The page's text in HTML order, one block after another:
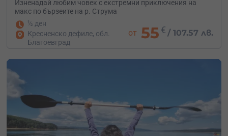
Изненадай любим човек с екстремни приключения на
макс по бързеите на р. Струма
½ ден
Кресненско дефиле, обл.
Благоевград
от 55 € /107.57 лв.